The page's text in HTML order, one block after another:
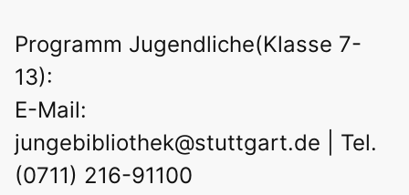
Programm Jugendliche(Klasse 7-
13):
E-Mail:
jungebibliothek@stuttgart.de | Tel.
(0711) 216-91100